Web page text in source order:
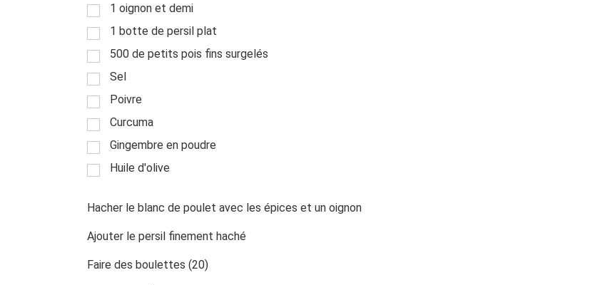
1 oignon et demi
1 botte de persil plat
500 de petits pois fins surgelés
Sel
Poivre
Curcuma
Gingembre en poudre
Huile d'olive
Hacher le blanc de poulet avec les épices et un oignon
Ajouter le persil finement haché
Faire des boulettes (20)